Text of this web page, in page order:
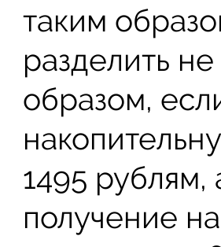
таким
разделить
образом,
1495 рублям,
получение